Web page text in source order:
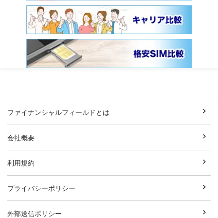
ファイナンシャルフィールドとは
会社概要
利用規約
プライバシーポリシー
外部送信ポリシー